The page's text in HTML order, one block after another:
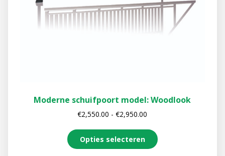
Moderne schuifpoort model: Woodlook
€2,550.00 - €2,950.00
Opties selecteren